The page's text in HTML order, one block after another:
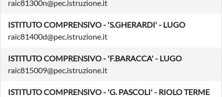
raic81300n@pec.istruzione.it
ISTITUTO COMPRENSIVO - 'S.GHERARDI' - LUGO
raic81400d@pec.istruzione.it
ISTITUTO COMPRENSIVO - 'F.BARACCA' - LUGO
raic815009@pec.istruzione.it
ISTITUTO COMPRENSIVO - 'G. PASCOLI' - RIOLO TERME